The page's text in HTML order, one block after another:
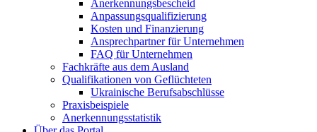
Anerkennungsbescheid
Anpassungsqualifizierung
Kosten und Finanzierung
Ansprechpartner für Unternehmen
FAQ für Unternehmen
Fachkräfte aus dem Ausland
Qualifikationen von Geflüchteten
Ukrainische Berufsabschlüsse
Praxisbeispiele
Anerkennungsstatistik